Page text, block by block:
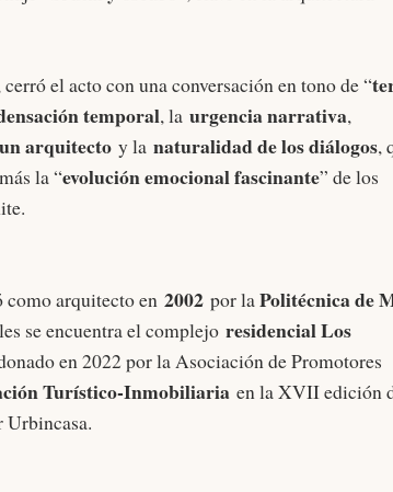
cerró el acto con una conversación en tono de “
temporal, la urgencia narrativa,
arquitecto y la naturalidad de los diálogos,
la “evolución emocional fascinante” de los
como arquitecto en 2002 por laPolitécnica de
se encuentra el complejo residencial Los
en 2022 por la Asociación de Promotores
Turístico-Inmobiliaria en la XVII edición